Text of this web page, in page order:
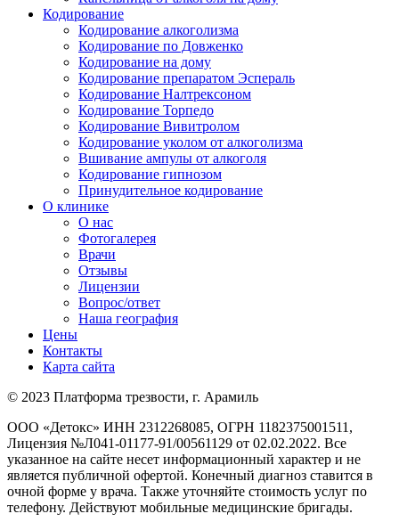
Кодирование
Кодирование алкоголизма
Кодирование по Довженко
Кодирование на дому
Кодирование препаратом Эспераль
Кодирование Налтрексоном
Кодирование Торпедо
Кодирование Вивитролом
Кодирование уколом от алкоголизма
Вшивание ампулы от алкоголя
Кодирование гипнозом
Принудительное кодирование
О клинике
О нас
Фотогалерея
Врачи
Отзывы
Лицензии
Вопрос/ответ
Наша география
Цены
Контакты
Карта сайта
© 2023 Платформа трезвости, г. Арамиль
ООО «Детокс» ИНН 2312268085, ОГРН 1182375001511,
Лицензия №Л041-01177-91/00561129 от 02.02.2022. Все
указанное на сайте несет информационный характер и не
является публичной офертой. Конечный диагноз ставится в
очной форме у врача. Также уточняйте стоимость услуг по
телефону. Действуют мобильные медицинские бригады.